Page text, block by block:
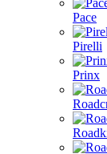
Pace
Pirelli
Prinx